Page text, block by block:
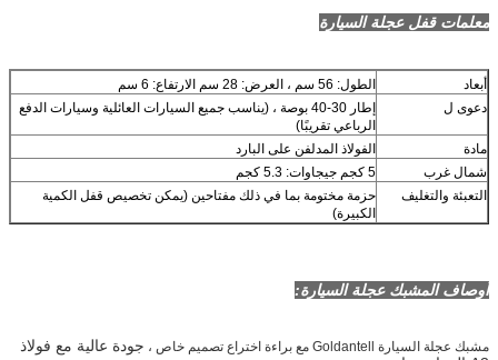
معلمات قفل عجلة السيارة
أبعاد
الطول: 56 سم ، العرض: 28 سم الارتفاع: 6 سم
دعوى ل
إطار 30-40 بوصة ، (يناسب جميع السيارات العائلية وسيارات الدفع
الرباعي تقريبًا)
مادة
الفولاذ المدلفن على البارد
شمال غرب
5 كجم جيجاوات: 5.3 كجم
التعبئة والتغليف
حزمة مختومة بما في ذلك مفتاحين (يمكن تخصيص قفل الكمية
الكبيرة)
أوصاف المشبك عجلة السيارة:
مشبك عجلة السيارة Goldantell مع براءة اختراع تصميم خاص ،
جودة عالية مع فولاذ